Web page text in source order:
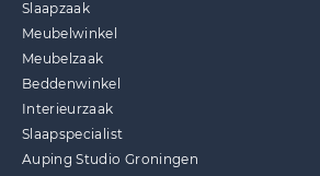
Slaapzaak
Meubelwinkel
Meubelzaak
Beddenwinkel
Interieurzaak
Slaapspecialist
Auping Studio Groningen